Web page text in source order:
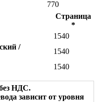
770
Страница
*
1540
/
1540
1540
НДС.
зависит от уровня